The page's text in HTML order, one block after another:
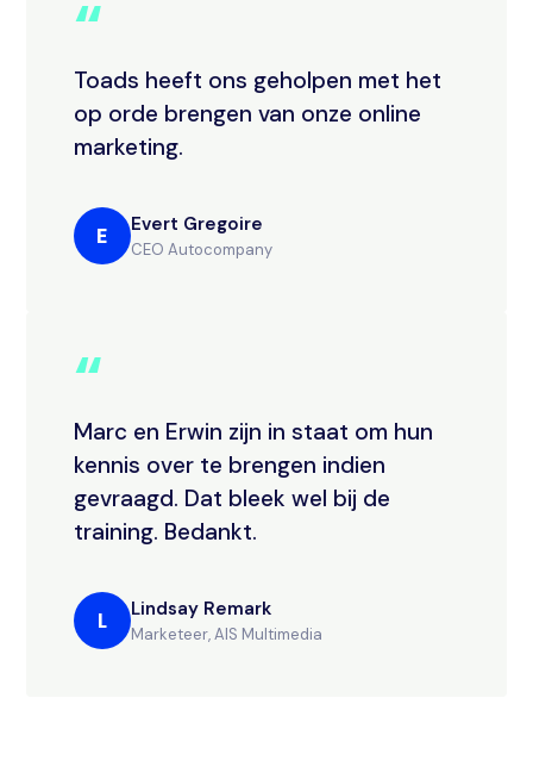
“
Toads heeft ons geholpen met het
op orde brengen van onze online
marketing.
E Evert Gregoire
CEO Autocompany
“
Marc en Erwin zijn in staat om hun
kennis over te brengen indien
gevraagd. Dat bleek wel bij de
training. Bedankt.
L Lindsay Remark
Marketeer, AIS Multimedia